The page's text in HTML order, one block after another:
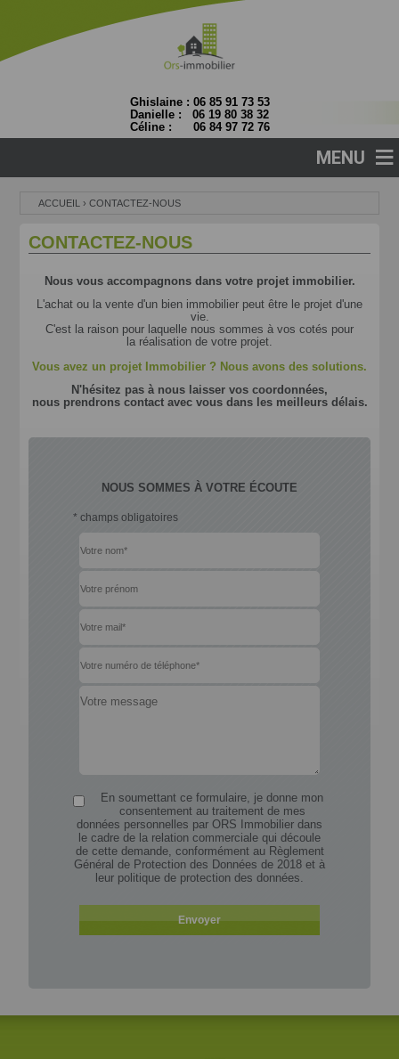
Ghislaine : 06 85 91 73 53
Danielle : 06 19 80 38 32
Céline : 06 84 97 72 76
MENU ≡
ACCUEIL ›CONTACTEZ-NOUS
CONTACTEZ-NOUS
Nous vous accompagnons dans votre projet immobilier.
L'achat ou la vente d'un bien immobilier peut être le projet d'une
vie.
C'est la raison pour laquelle nous sommes à vos cotés pour
la réalisation de votre projet.
Vous avez un projet Immobilier ? Nous avons des solutions.
N'hésitez pas à nous laisser vos coordonnées,
nous prendrons contact avec vous dans les meilleurs délais.
NOUS SOMMES À VOTRE ÉCOUTE
* champs obligatoires
En soumettant ce formulaire, je donne mon
consentement au traitement de mes
données personnelles par ORS Immobilier dans
le cadre de la relation commerciale qui découle
de cette demande, conformément au Règlement
Général de Protection des Données de 2018 et à
leur politique de protection des données.